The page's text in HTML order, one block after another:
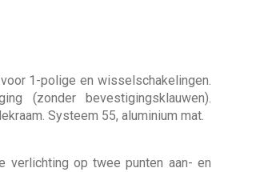
1-polige en wisselschakelingen.
(zonder bevestigingsklauwen).
Systeem 55, aluminium mat.
verlichting op twee punten aan- en